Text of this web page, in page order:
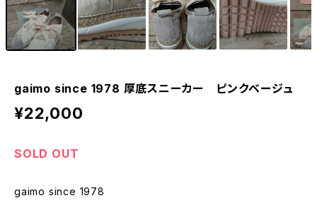
gaimo since 1978 厚底スニーカー ピンクベージュ
¥22,000
SOLD OUT
gaimo since 1978